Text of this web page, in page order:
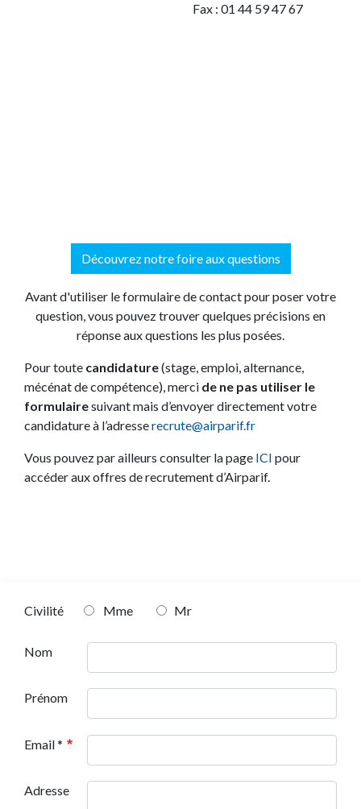
Fax : 01 44 59 47 67
Découvrez notre foire aux questions
Avant d'utiliser le formulaire de contact pour poser votre
question, vous pouvez trouver quelques précisions en
réponse aux questions les plus posées.
Pour toute candidature(stage, emploi, alternance,
mécénat de compétence), merci de ne pas utiliser le
formulairesuivant mais d’envoyer directement votre
candidature à l’adresserecrute@airparif.fr
Vous pouvez par ailleurs consulter la page ICI pour
accéder aux offres de recrutement d’Airparif.
Civilité Mme Mr
Nom
Prénom
Email *
Adresse